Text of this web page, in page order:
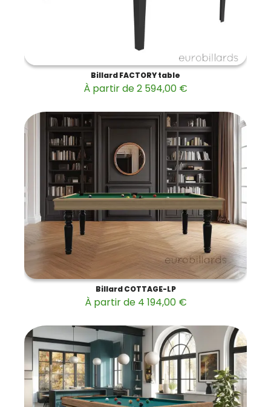
Billard FACTORY table
À partir de 2 594,00 €
Billard COTTAGE-LP
À partir de 4 194,00 €